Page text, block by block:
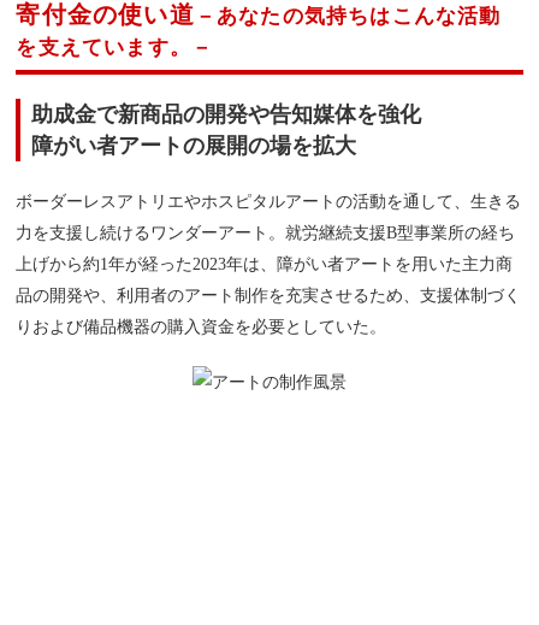
寄付金の使い道－あなたの気持ちはこんな活動
を支えています。－
助成金で新商品の開発や告知媒体を強化
障がい者アートの展開の場を拡大
ボーダーレスアトリエやホスピタルアートの活動を通して、生きる
力を支援し続けるワンダーアート。就労継続支援B型事業所の経ち
上げから約1年が経った2023年は、障がい者アートを用いた主力商
品の開発や、利用者のアート制作を充実させるため、支援体制づく
りおよび備品機器の購入資金を必要としていた。